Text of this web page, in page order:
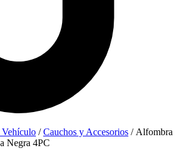
/Cauchos y Accesorios / Alfombra
Negra 4PC